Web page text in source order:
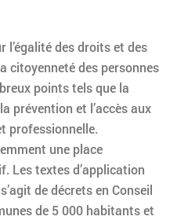
l’égalité des droits et des
citoyenneté des personnes
points tels que la
prévention et l’accès aux
professionnelle.
une place
Les textes d’application
de décrets en Conseil
de 5 000 habitants et